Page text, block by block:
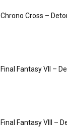
Chrono Cross –
Final Fantasy VII –
Final Fantasy VIII –